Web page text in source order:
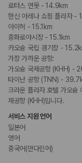
로터스 연못 - 14.9km
한신 아레나 쇼핑 플라자 -
아이허 - 15.1km
중화로야시장 - 15.1km
카오슝 국립 경기장 -
가장 가까운 공항:
가오슝 국제공항 (KHH) -
타이난 공항 (TNN) -
크라운 플라자 호텔 가오슝
제공항 (KHH)입니다.
서비스 지원 언어
일본어
영어
중국어(만다린어)